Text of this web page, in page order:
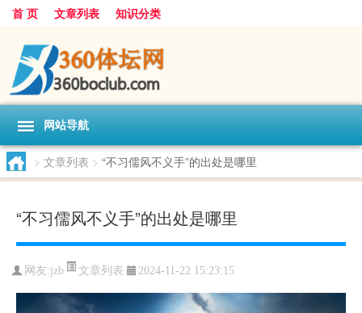
首 页 文章列表 知识分类
网站导航
> 文章列表 > “不习儒风不义手”的出处是哪里
“不习儒风不义手”的出处是哪里
网友:jzb 文章列表 2024-11-22 15:23:15